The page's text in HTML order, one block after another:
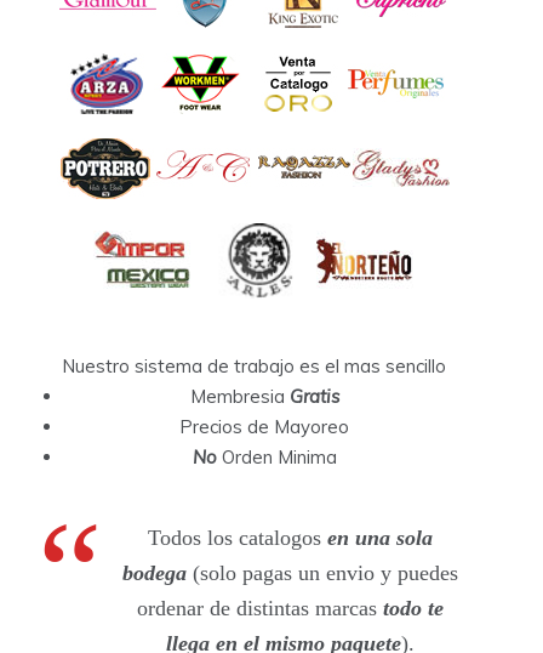
Nuestro sistema de trabajo es el mas sencillo
Membresia Gratis
Precios de Mayoreo
NoOrden Minima
Todos los catalogos en una sola
bodega (solo pagas un envio y puedes
ordenar de distintas marcastodo te
llega en el mismo paquete).